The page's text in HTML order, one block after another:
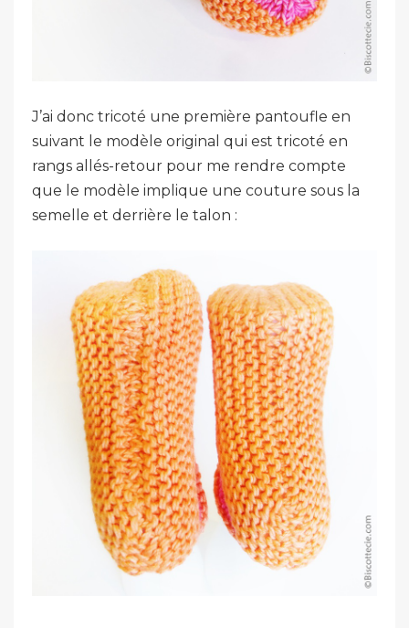
J’ai donc tricoté une première pantoufle en
suivant le modèle original qui est tricoté en
rangs allés-retour pour me rendre compte
que le modèle implique une couture sous la
semelle et derrière le talon :